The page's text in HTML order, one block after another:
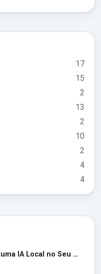
17
15
2
13
2
10
2
4
4
Como Instalar e Rodar uma IA Local no Seu PC em 2026 (Guia Completo para Iniciantes)